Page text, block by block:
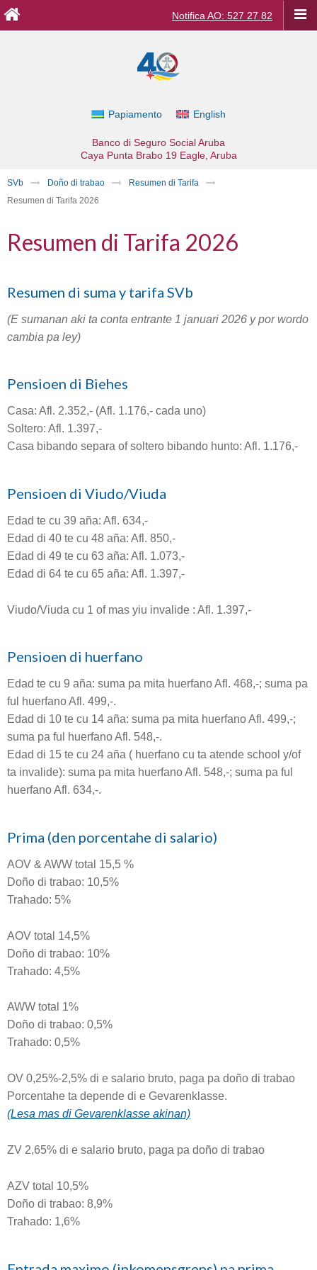
Notifica AO: 527 27 82
Papiamento English
Banco di Seguro Social Aruba
Caya Punta Brabo 19 Eagle, Aruba
SVb Doño di trabao
Resumen di Tarifa
Resumen di Tarifa 2026
Resumen di Tarifa 2026
Resumen di suma y tarifa SVb
(E sumanan aki ta conta entrante 1 januari 2026 y por wordo
cambia pa ley)
Pensioen di Biehes
Casa: Afl. 2.352,- (Afl. 1.176,- cada uno)
Soltero: Afl. 1.397,-
Casa bibando separa of soltero bibando hunto: Afl. 1.176,-
Pensioen di Viudo/Viuda
Edad te cu 39 aña: Afl. 634,-
Edad di 40 te cu 48 aña: Afl. 850,-
Edad di 49 te cu 63 aña: Afl. 1.073,-
Edad di 64 te cu 65 aña: Afl. 1.397,-
Viudo/Viuda cu 1 of mas yiu invalide : Afl. 1.397,-
Pensioen di huerfano
Edad te cu 9 aña: suma pa mita huerfano Afl. 468,-; suma pa
ful huerfano Afl. 499,-.
Edad di 10 te cu 14 aña: suma pa mita huerfano Afl. 499,-;
suma pa ful huerfano Afl. 548,-.
Edad di 15 te cu 24 aña ( huerfano cu ta atende school y/of
ta invalide): suma pa mita huerfano Afl. 548,-; suma pa ful
huerfano Afl. 634,-.
Prima (den porcentahe di salario)
AOV & AWW total 15,5 %
Doño di trabao: 10,5%
Trahado: 5%
AOV total 14,5%
Doño di trabao: 10%
Trahado: 4,5%
AWW total 1%
Doño di trabao: 0,5%
Trahado: 0,5%
OV 0,25%-2,5% di e salario bruto, paga pa doño di trabao
Porcentahe ta depende di e Gevarenklasse.
(Lesa mas di Gevarenklasse akinan)
ZV 2,65% di e salario bruto, paga pa doño di trabao
AZV total 10,5%
Doño di trabao: 8,9%
Trahado: 1,6%